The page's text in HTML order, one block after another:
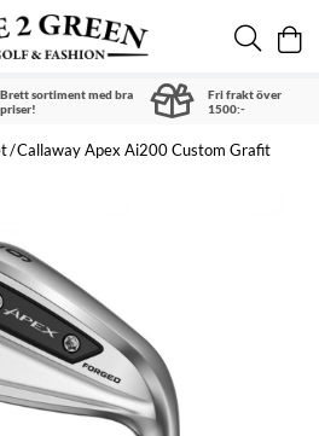
Brett sortiment med bra
priser!
Fri frakt över
1500:-
Callaway Apex Ai200 Custom Grafit